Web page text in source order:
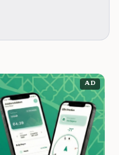
AD